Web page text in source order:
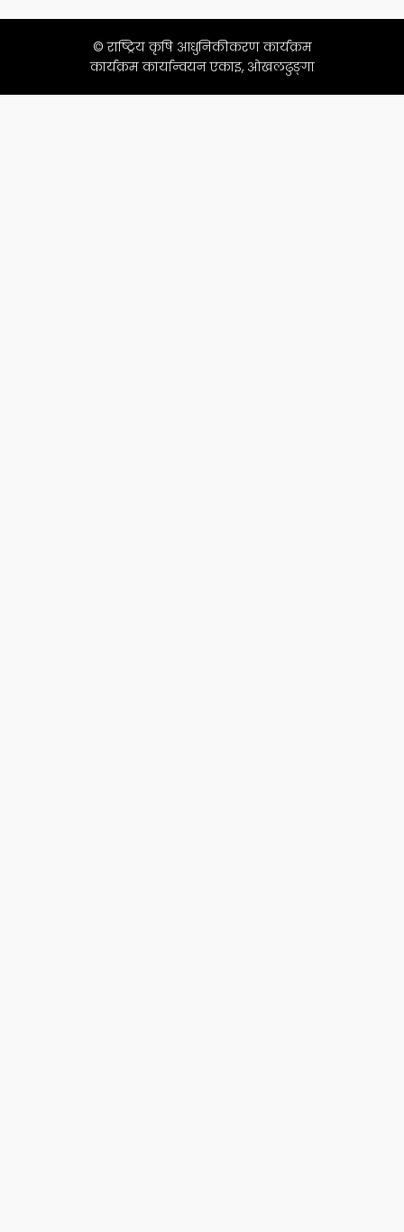
© राष्ट्रिय कृषि आधुनिकीकरण कार्यक्रम
कार्यक्रम कार्यान्वयन एकाइ, ओखलढुङ्गा